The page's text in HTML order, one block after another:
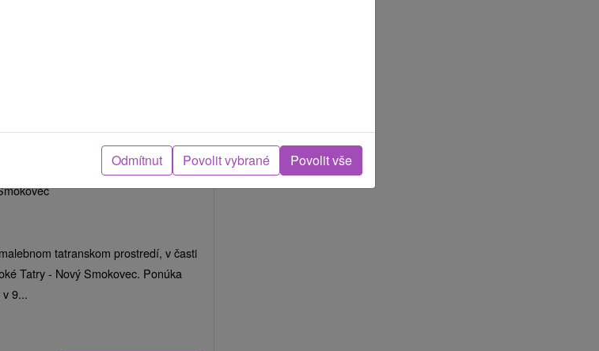
Nový Smokovec, ponúka...
Delta Vysoké Tatry
tatranskom prostredí, v časti
Tatry - Nový Smokovec. Ponúka
9...
Odmítnut Povolit vybrané Povolit vše